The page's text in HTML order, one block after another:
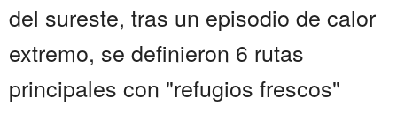
del sureste, tras un episodio de calor
extremo, se definieron 6 rutas
principales con "refugios frescos"